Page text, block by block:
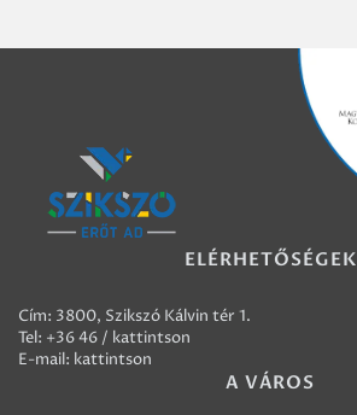
ELÉRHETŐSÉGEK
Cím: 3800, Szikszó Kálvin tér 1.
Tel: +36 46 / kattintson
E-mail: kattintson
A VÁROS